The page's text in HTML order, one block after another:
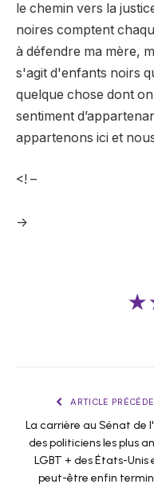
le chemin vers la
noires comptent
à défendre ma mère,
s'agit d'enfants noirs
quelque chose dont
sentiment
appartenons ici et
<! –
->
ARTICLE
La carrière au Sénat de
des politiciens les plus
LGBT + des États-Unis
peut-être enfin